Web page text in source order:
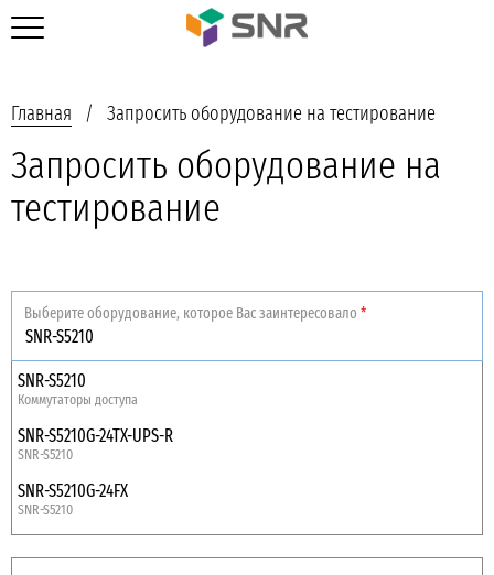
Главная Запросить оборудование на тестирование
Запросить оборудование на
тестирование
Выберите оборудование, которое Вас заинтересовало *
SNR-S5210
Коммутаторы доступа
SNR-S5210G-24TX-UPS-R
SNR-S5210
SNR-S5210G-24FX
SNR-S5210